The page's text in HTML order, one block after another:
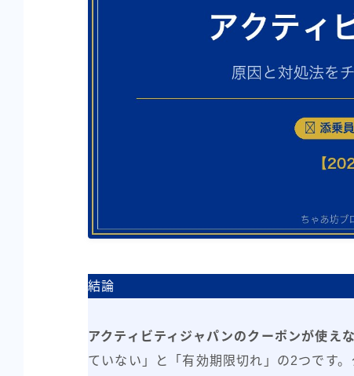
結論
アクティビティジャパンのクーポンが使え
ていない」と「有効期限切れ」の2つです